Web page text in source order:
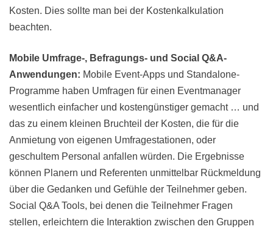
Kosten. Dies sollte man bei der Kostenkalkulation
beachten.
Mobile Umfrage-, Befragungs- und Social Q&A-
Anwendungen: Mobile Event-Apps und Standalone-
Programme haben Umfragen für einen Eventmanager
wesentlich einfacher und kostengünstiger gemacht … und
das zu einem kleinen Bruchteil der Kosten, die für die
Anmietung von eigenen Umfragestationen, oder
geschultem Personal anfallen würden. Die Ergebnisse
können Planern und Referenten unmittelbar Rückmeldung
über die Gedanken und Gefühle der Teilnehmer geben.
Social Q&A Tools, bei denen die Teilnehmer Fragen
stellen, erleichtern die Interaktion zwischen den Gruppen